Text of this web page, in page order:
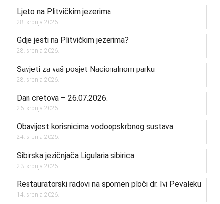
Ljeto na Plitvičkim jezerima
28. srpnja 2026.
Gdje jesti na Plitvičkim jezerima?
28. srpnja 2026.
Savjeti za vaš posjet Nacionalnom parku
28. srpnja 2026.
Dan cretova – 26.07.2026.
26. srpnja 2026.
Obavijest korisnicima vodoopskrbnog sustava
24. srpnja 2026.
Sibirska jezičnjača Ligularia sibirica
23. srpnja 2026.
Restauratorski radovi na spomen ploči dr. Ivi Pevaleku
14. srpnja 2026.